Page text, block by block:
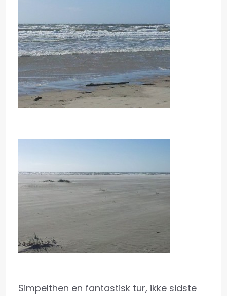
Simpelthen en fantastisk tur, ikke sidste